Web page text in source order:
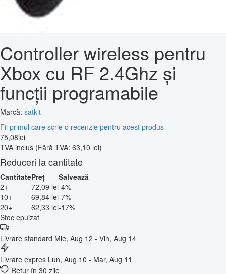
Controller wireless pentru
Xbox cu RF 2.4Ghz și
funcții programabile
Marcă: satkit
Fii primul care scrie o recenzie pentru acest produs
75,08lei
TVA inclus (Fără TVA: 63,10 lei)
Reduceri la cantitate
CantitatePreț
Salvează
2+
72,09 lei-4%
10+
69,84 lei-7%
20+
62,33 lei-17%
Stoc epuizat
Livrare standard Mie, Aug 12 - Vin, Aug 14
Livrare expres Lun, Aug 10 - Mar, Aug 11
Retur în 30 zile